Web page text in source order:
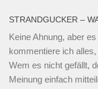
STRANDGUCKER –
Keine Ahnung, aber
kommentiere ich
Wem es nicht gefällt,
Meinung einfach